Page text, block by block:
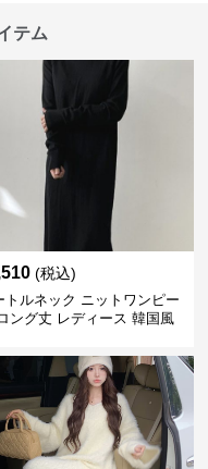
テム
(税込)
トルネック ニットワンピー
ング丈 レディース 韓国風